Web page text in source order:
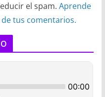
el spam. Aprende
tus comentarios.